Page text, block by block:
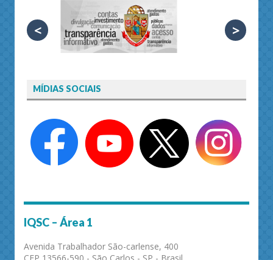
< >
MÍDIAS SOCIAIS
IQSC – Área 1
Avenida Trabalhador São-carlense, 400